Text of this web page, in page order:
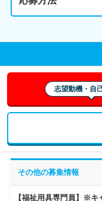
志望動機・自
その他の募集情報
【福祉用具専門員】※キ